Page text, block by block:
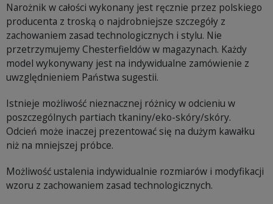
Narożnik w całości wykonany jest ręcznie przez polskiego
producenta z troską o najdrobniejsze szczegóły z
zachowaniem zasad technologicznych i stylu. Nie
przetrzymujemy Chesterfieldów w magazynach. Każdy
model wykonywany jest na indywidualne zamówienie z
uwzględnieniem Państwa sugestii.
Istnieje możliwość nieznacznej różnicy w odcieniu w
poszczególnych partiach tkaniny/eko-skóry/skóry.
Odcień może inaczej prezentować się na dużym kawałku
niż na mniejszej próbce.
Możliwość ustalenia indywidualnie rozmiarów i modyfikacji
wzoru z zachowaniem zasad technologicznych.